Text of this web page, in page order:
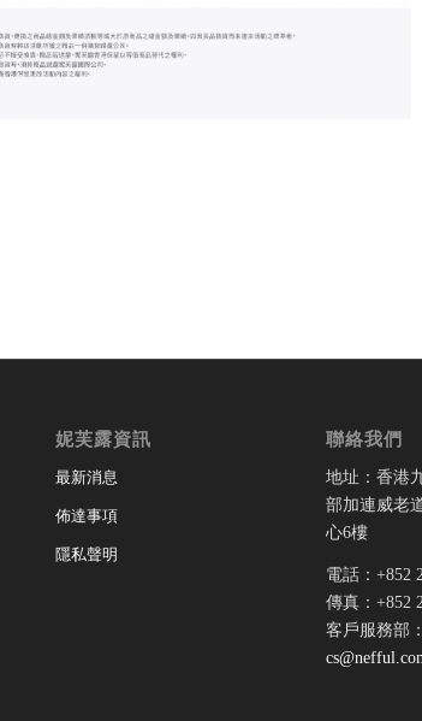
妮芙露資訊
最新消息
佈達事項
隱私聲明
聯絡我們
地址：香港
部加連威老
心6樓
電話：+852
傳真：+852
客戶服務部